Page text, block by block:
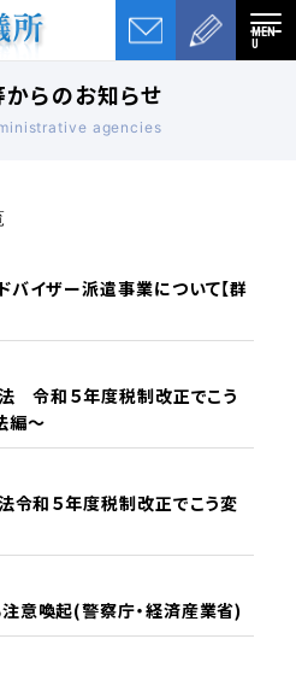
MEN
U
らのお知らせ
agencies
イザー派遣事業について【群
法 令和５年度税制改正でこう
編～
法令和５年度税制改正でこう変
意喚起(警察庁・経済産業省)